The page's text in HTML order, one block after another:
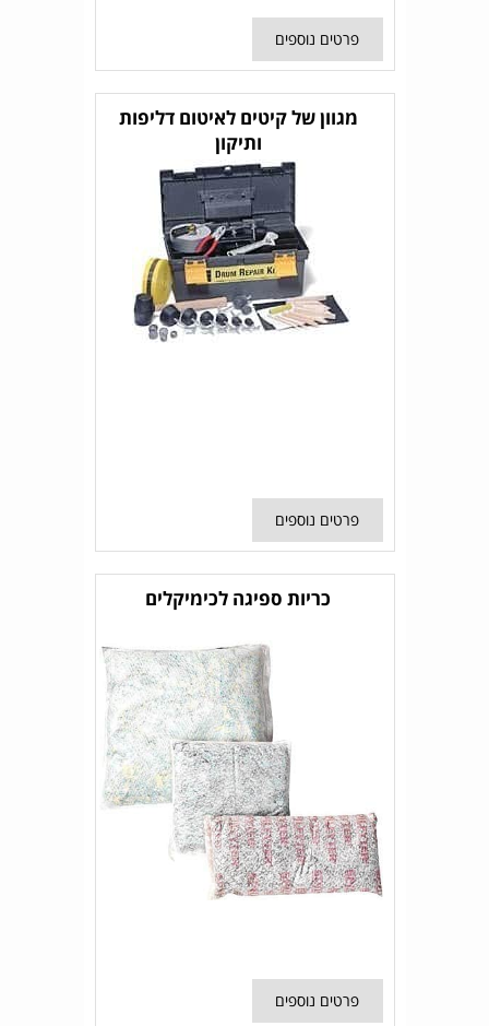
פרטים נוספים
מגוון של קיטים לאיטום דליפות
ותיקון
פרטים נוספים
כריות ספיגה לכימיקלים
פרטים נוספים